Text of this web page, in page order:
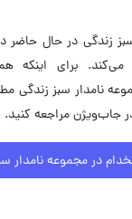
برای اینکه
نامدار سبز زندگی
جاب‌ویژن مراجعه کنید.
در مجموعه نامدار